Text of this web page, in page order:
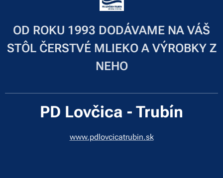
OD ROKU 1993 DODÁVAME NA VÁŠ
STÔL ČERSTVÉ MLIEKO A VÝROBKY Z
NEHO
PD Lovčica - Trubín
www.pdlovcicatrubin.sk